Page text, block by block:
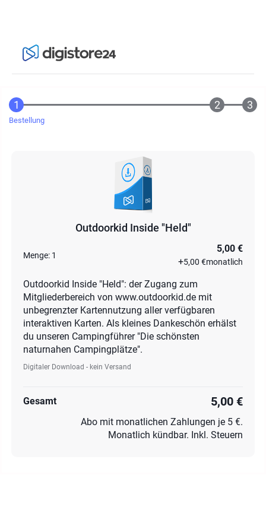
Bestellung
Outdoorkid Inside "Held"
Menge: 1
5,00 €
+5,00 €monatlich
Outdoorkid Inside "Held": der Zugang zum
Mitgliederbereich von www.outdoorkid.de mit
unbegrenzter Kartennutzung aller verfügbaren
interaktiven Karten. Als kleines Dankeschön erhälst
du unseren Campingführer "Die schönsten
naturnahen Campingplätze".
Digitaler Download - kein Versand
Gesamt 5,00 €
Abo mit monatlichen Zahlungen je 5 €.
Monatlich kündbar. Inkl. Steuern